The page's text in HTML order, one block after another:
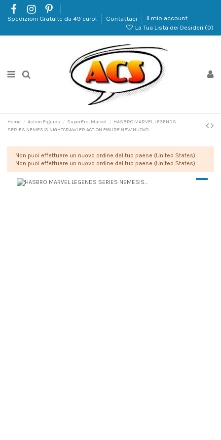
Spedizioni Gratuite da 49 euro! Contattaci
Il mio account
La Tua Lista dei Desideri (0)
Home Action Figures SuperEroi Marvel
HASBRO MARVEL LEGENDS
SERIES NEMESIS NIGHTCRAWLER ACTION FIGURE NEW NUOVO
Non puoi effettuare un nuovo ordine dal tuo paese (United States).
Non puoi effettuare un nuovo ordine dal tuo paese (United States).